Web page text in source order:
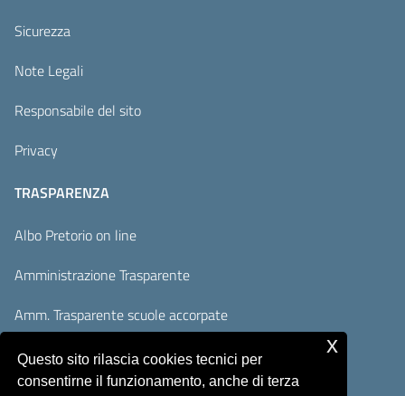
Sicurezza
Note Legali
Responsabile del sito
Privacy
TRASPARENZA
Albo Pretorio on line
Amministrazione Trasparente
Amm. Trasparente scuole accorpate
Adempimenti AVCP / ANAC
Questo sito rilascia cookies tecnici per
consentirne il funzionamento, anche di terza
x